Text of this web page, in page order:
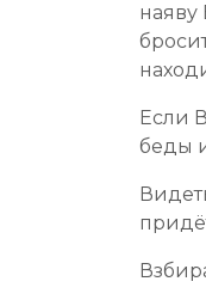
наяву
Если
беды и